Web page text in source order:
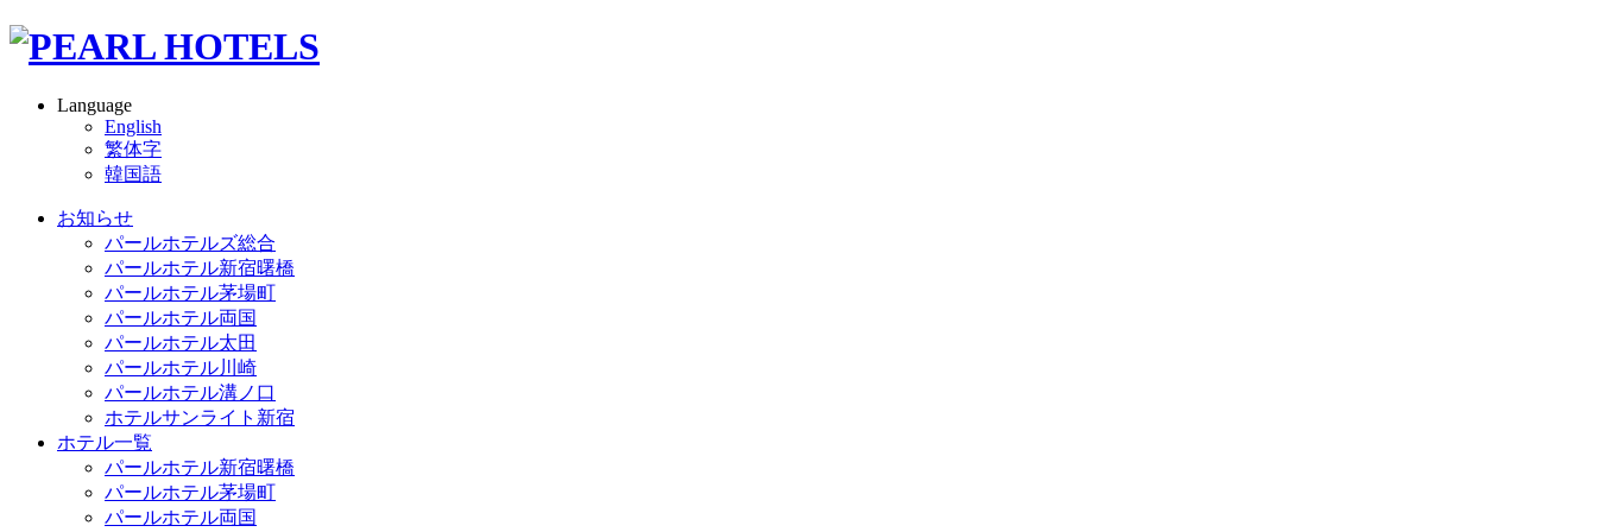
Language
English
繁体字
韓国語
お知らせ
パールホテルズ総合
パールホテル新宿曙橋
パールホテル茅場町
パールホテル両国
パールホテル太田
パールホテル川崎
パールホテル溝ノ口
ホテルサンライト新宿
ホテル一覧
パールホテル新宿曙橋
パールホテル茅場町
パールホテル両国